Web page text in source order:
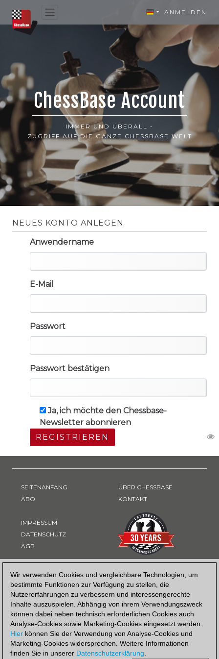
Wir verwenden Cookies und vergleichbare Technologien, um
bestimmte Funktionen zur Verfügung zu stellen, die
Nutzererfahrungen zu verbessern und interessengerechte
Inhalte auszuspielen. Abhängig von ihrem Verwendungszweck
können dabei neben technisch erforderlichen Cookies auch
Analyse-Cookies sowie Marketing-Cookies eingesetzt werden.
Hier können Sie der Verwendung von Analyse-Cookies und
Marketing-Cookies widersprechen. Weitere Informationen
finden Sie in unserer Datenschutzerklärung.
ANMELDEN
ChessBase Account
IMMER UND ÜBERALL -
ZUGRIFF AUF DIE GANZE CHESSBASE WELT
NEUES KONTO ANLEGEN
Anwendername
E-Mail
Passwort
Passwort bestätigen
Ja, ich möchte den Chessbase-
Newsletter abonnieren
REGISTRIEREN
SEITENANFANG
ABO
IMPRESSUM
DATENSCHUTZ
AGB
ÜBER CHESSBASE
KONTAKT
ZAHLUNGSART